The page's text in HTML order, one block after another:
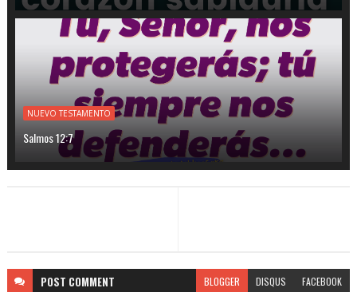
NUEVO TESTAMENTO
Salmos 12:7
POST COMMENT BLOGGER DISQUS FACEBOOK